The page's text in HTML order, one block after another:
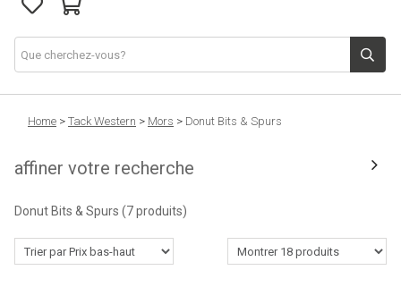
La consultation d’essayage de selle
Selles Western
Tack Western
Le Cavalier Western
Home > Tack Western > Mors > Donut Bits & Spurs
affiner votre recherche
Donut Bits & Spurs (7 produits)